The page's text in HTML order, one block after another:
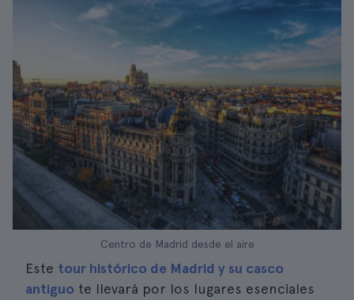
Centro de Madrid desde el aire
Este tour histórico de Madrid y su casco
antiguo te llevará por los lugares esenciales